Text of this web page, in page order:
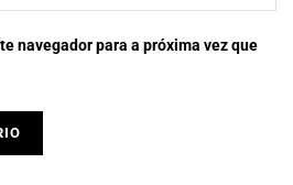
navegador para a próxima vez que